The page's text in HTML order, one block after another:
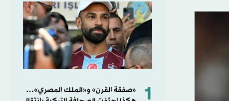
1
«صفقة القرن» و«الملك المصري»…